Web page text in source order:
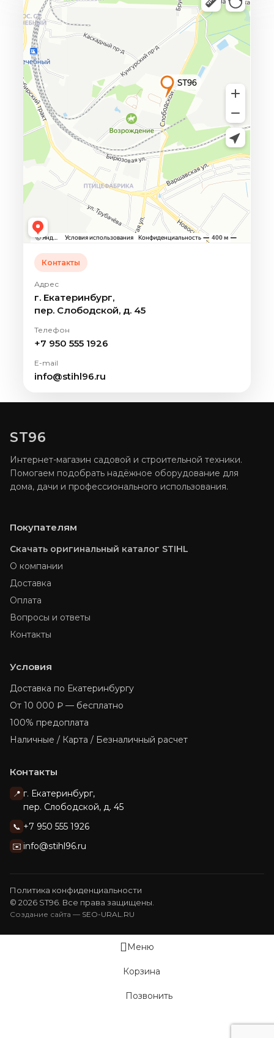
Контакты
Адрес
г. Екатеринбург,
пер. Слободской, д. 45
Телефон
+7 950 555 1926
E-mail
info@stihl96.ru
ST96
Интернет-магазин садовой и строительной техники.
Помогаем подобрать надёжное оборудование для
дома, дачи и профессионального использования.
Покупателям
Скачать оригинальный каталог STIHL
О компании
Доставка
Оплата
Вопросы и ответы
Контакты
Условия
Доставка по Екатеринбургу
От 10 000 ₽ — бесплатно
100% предоплата
Наличные / Карта / Безналичный расчет
Контакты
📍 г. Екатеринбург,
пер. Слободской, д. 45
📞 +7 950 555 1926
✉️ info@stihl96.ru
Политика конфиденциальности
© 2026 ST96. Все права защищены.
Создание сайта — SEO-URAL.RU
Меню
Корзина
Позвонить